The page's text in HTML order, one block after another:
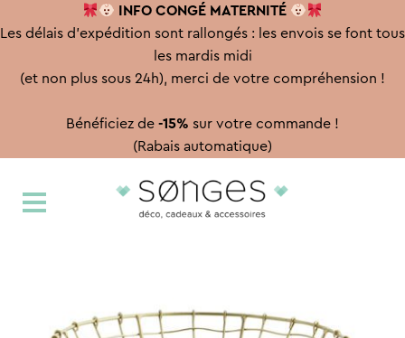
INFO CONGÉ MATERNITÉ
Les délais d'expédition sont rallongés : les envois se font tous
les mardis midi
(et non plus sous 24h), merci de votre compréhension !
Bénéficiez de -15% sur votre commande !
(Rabais automatique)
à
au